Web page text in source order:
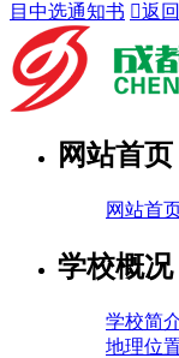
目中选通知书 返
网站首页
网站首
学校概况
学校简
地理位